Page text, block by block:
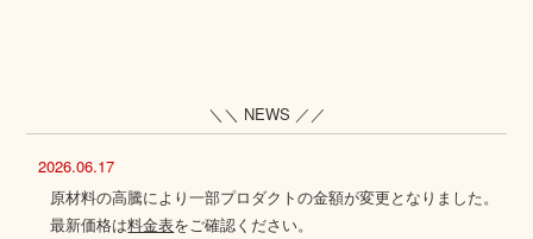
＼＼ NEWS ／／
2026.06.17
原材料の高騰により一部プロダクトの金額が変更となりました。
最新価格は料金表をご確認ください。